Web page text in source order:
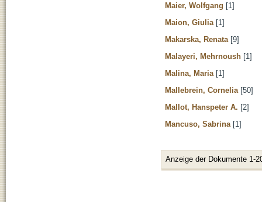
Maier, Wolfgang [1]
Maion, Giulia [1]
Makarska, Renata [9]
Malayeri, Mehrnoush [1]
Malina, Maria [1]
Mallebrein, Cornelia [50]
Mallot, Hanspeter A. [2]
Mancuso, Sabrina [1]
Anzeige der Dokumente 1-